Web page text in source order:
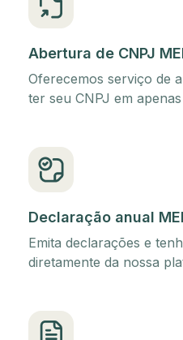
Abertura de CNPJ
Oferecemos serviço de
ter seu CNPJ em
Declaração anual MEI
Emita declarações e
diretamente da nossa